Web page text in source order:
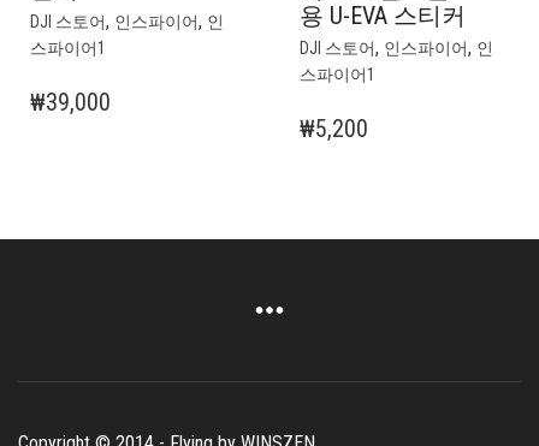
DJI 스토어, 인스파이어, 인
스파이어1
₩39,000
용 U-EVA 스티커
DJI 스토어, 인스파이어, 인
스파이어1
₩5,200